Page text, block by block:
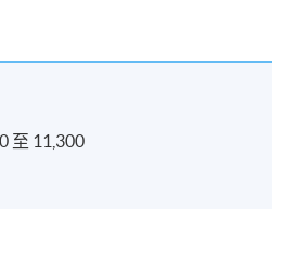
專業無任何限制，即任何科
加SQE考試。但持有一個享有
至 11,300